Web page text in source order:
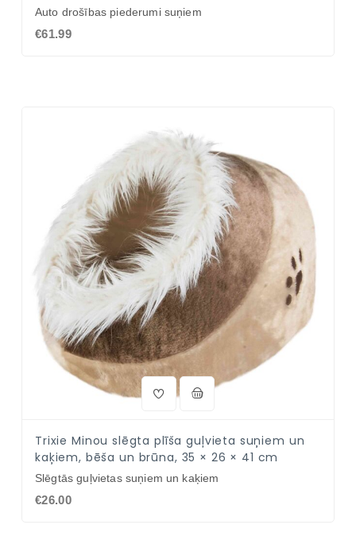
Auto drošības piederumi suņiem
€61.99
Trixie Minou slēgta plīša guļvieta suņiem un
kaķiem, bēša un brūna, 35 × 26 × 41 cm
Slēgtās guļvietas suņiem un kaķiem
€26.00